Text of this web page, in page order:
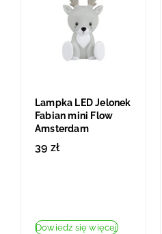
Lampka LED Jelonek
Fabian mini Flow
Amsterdam
39 zł
Dowiedz się więcej